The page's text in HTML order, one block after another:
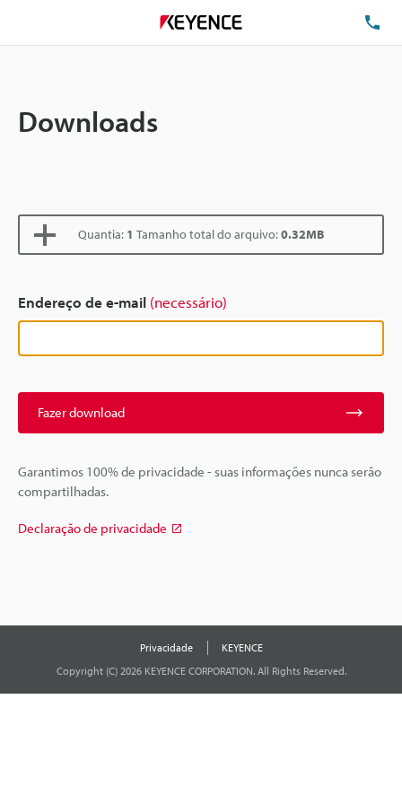
Downloads
Quantia: 1 Tamanho total do arquivo:0.32MB
Endereço de e-mail (necessário)
Fazer download
Garantimos 100% de privacidade - suas informações nunca serão
compartilhadas.
Declaração de privacidade
Privacidade
KEYENCE
Copyright (C) 2026 KEYENCE CORPORATION. All Rights Reserved.